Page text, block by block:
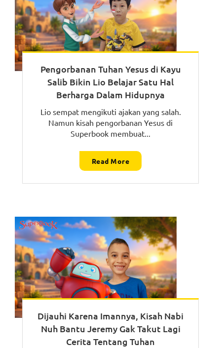
Pengorbanan Tuhan Yesus di Kayu
Salib Bikin Lio Belajar Satu Hal
Berharga Dalam Hidupnya
Lio sempat mengikuti ajakan yang salah.
Namun kisah pengorbanan Yesus di
Superbook membuat...
Read More
Dijauhi Karena Imannya, Kisah Nabi
Nuh Bantu Jeremy Gak Takut Lagi
Cerita Tentang Tuhan